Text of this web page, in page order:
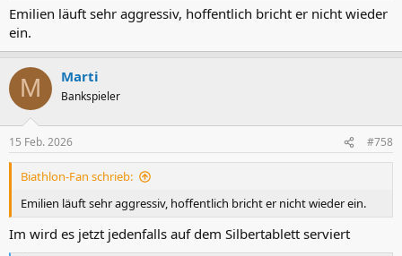
Emilien läuft sehr aggressiv, hoffentlich bricht er nicht wieder
ein.
M Marti
Bankspieler
15 Feb. 2026 #758
Biathlon-Fan schrieb:
Emilien läuft sehr aggressiv, hoffentlich bricht er nicht wieder ein.
Im wird es jetzt jedenfalls auf dem Silbertablett serviert